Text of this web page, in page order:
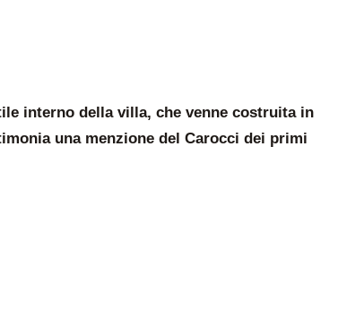
interno della villa, che venne costruita in
una menzione del Carocci dei primi